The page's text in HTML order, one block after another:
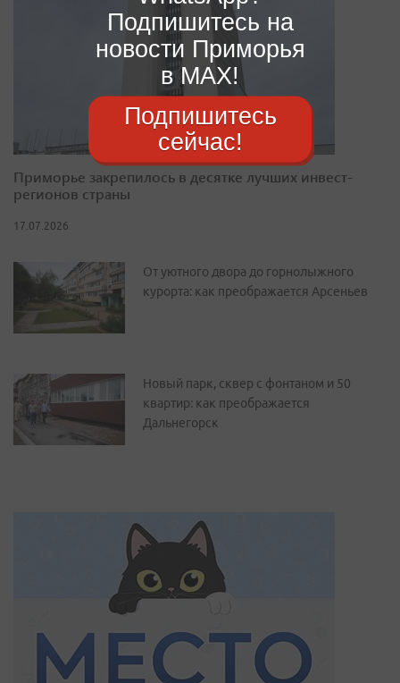
Приморье закрепилось в десятке лучших инвест-
регионов страны
17.07.2026
От уютного двора до горнолыжного
курорта: как преображается Арсеньев
Новый парк, сквер с фонтаном и 50
квартир: как преображается
Дальнегорск
Подпишитесь на
новости Приморья
в MAX!
Подпишитесь
сейчас!